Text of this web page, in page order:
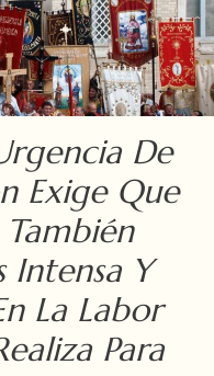
De
Exige Que
Intensa Y
La Labor
Para